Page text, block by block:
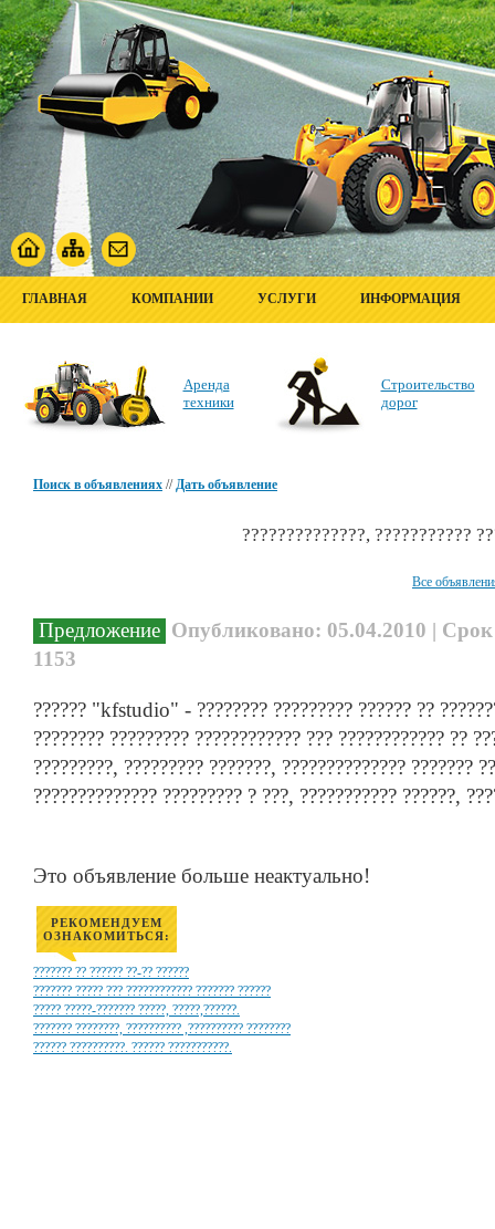
ГЛАВНАЯ КОМПАНИИ УСЛУГИ ИНФОРМАЦИЯ
Аренда
техники
Строительство
дорог
Поиск в объявлениях //Дать объявление
??????????????, ???????????
Все
Предложение Опубликовано: 05.04.2010 |
1153
?????? "kfstudio" - ???????? ????????? ?????? ??
???????? ????????? ???????????? ??? ???????????? ??
?????????, ????????? ???????, ?????????????? ???????
?????????????? ????????? ? ???, ??????????? ??????,
Это объявление больше неактуально!
РЕКОМЕНДУЕМ
ОЗНАКОМИТЬСЯ:
??????? ?? ?????? ??-?? ??????
??????? ????? ??? ???????????? ??????? ??????
????? ?????-??????? ?????, ?????,??????.
??????? ????????, ?????????? ,?????????? ????????
?????? ??????????. ?????? ???????????.